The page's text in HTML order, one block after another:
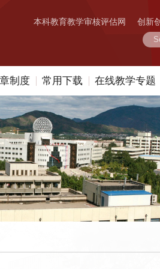
本科教育教学审核评估网 创新
制度 常用下载 在线教学专题